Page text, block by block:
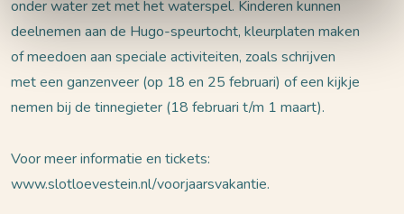
onder water zet met het waterspel. Kinderen kunnen
deelnemen aan de Hugo-speurtocht, kleurplaten maken
of meedoen aan speciale activiteiten, zoals schrijven
met een ganzenveer (op 18 en 25 februari) of een kijkje
nemen bij de tinnegieter (18 februari t/m 1 maart).
Voor meer informatie en tickets:
www.slotloevestein.nl/voorjaarsvakantie.